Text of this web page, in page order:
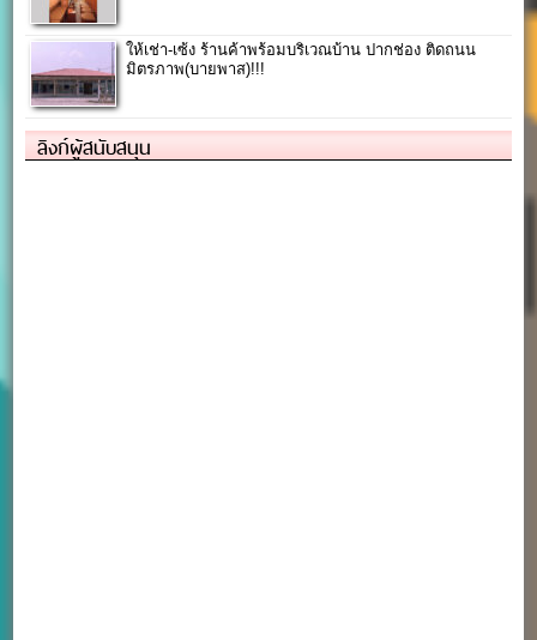
ให้เช่า-เซ้ง ร้านค้าพร้อมบริเวณบ้าน ปากช่อง ติดถนน
มิตรภาพ(บายพาส)!!!
ลิงก์ผู้สนับสนุน